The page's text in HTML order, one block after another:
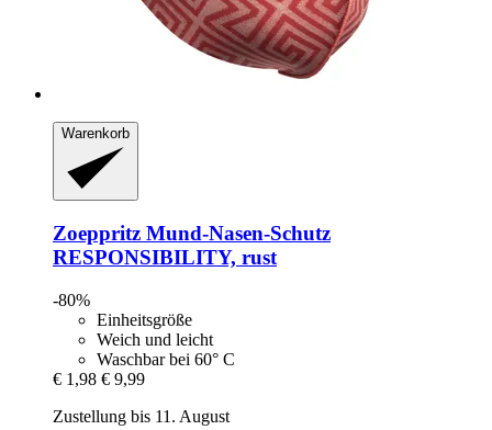
Warenkorb
Zoeppritz Mund-​Nasen-​Schutz
RESPONSIBILITY, rust
-80%
Einheitsgröße
Weich und leicht
Waschbar bei 60° C
€ 1,98 € 9,99
Zustellung bis 11. August